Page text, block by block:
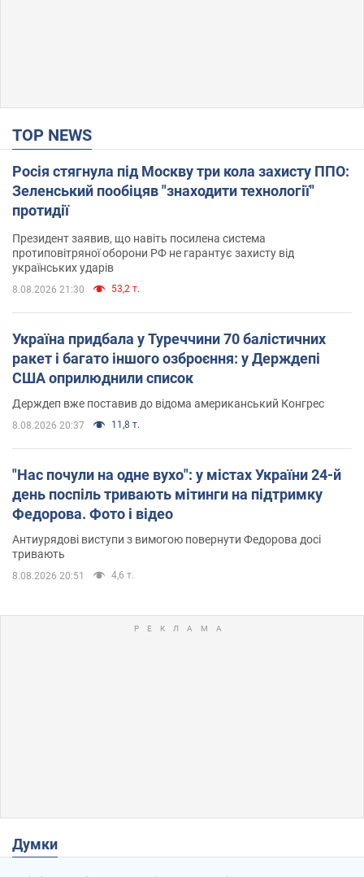
TOP NEWS
Росія стягнула під Москву три кола захисту ППО:
Зеленський пообіцяв "знаходити технології"
протидії
Президент заявив, що навіть посилена система
протиповітряної оборони РФ не гарантує захисту від
українських ударів
8.08.2026 21:30 53,2 т.
Україна придбала у Туреччини 70 балістичних
ракет і багато іншого озброєння: у Держдепі
США оприлюднили список
Держдеп вже поставив до відома американський Конгрес
8.08.2026 20:37 11,8 т.
"Нас почули на одне вухо": у містах України 24-й
день поспіль тривають мітинги на підтримку
Федорова. Фото і відео
Антиурядові виступи з вимогою повернути Федорова досі
тривають
8.08.2026 20:51 4,6 т.
Думки